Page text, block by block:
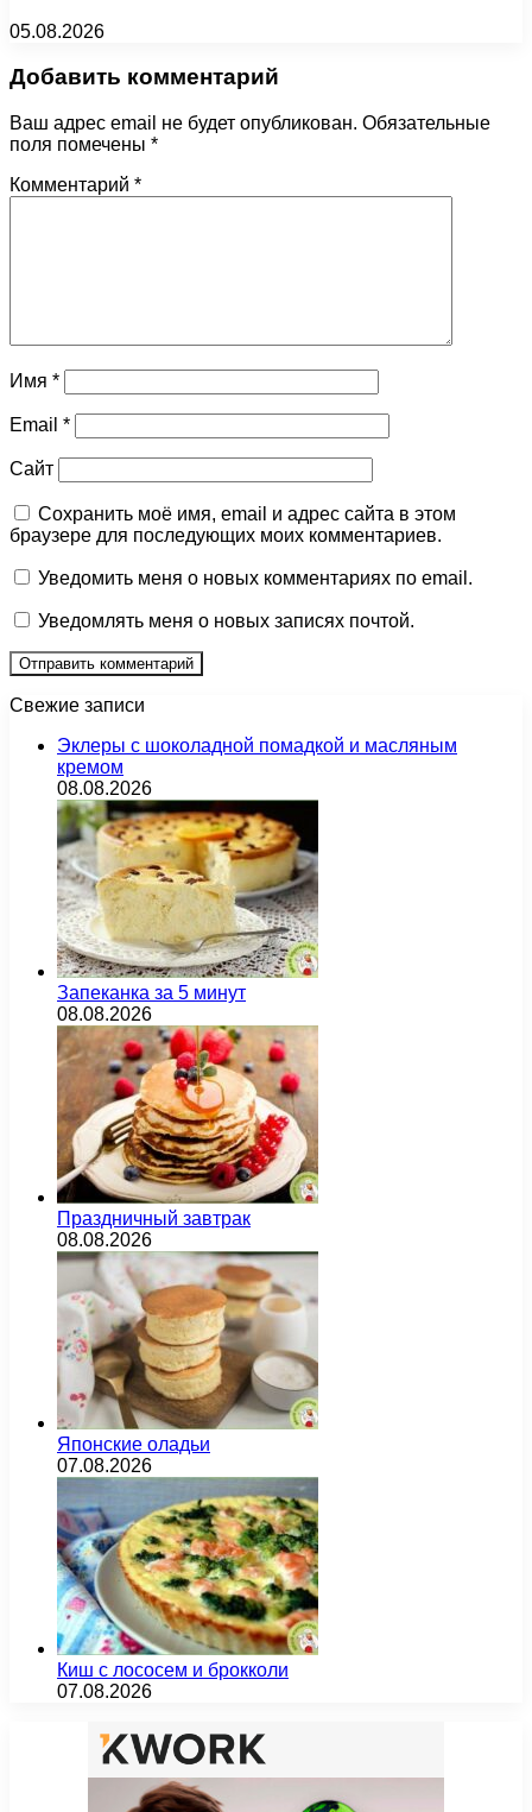
05.08.2026
Добавить комментарий
Ваш адрес email не будет опубликован. Обязательные
поля помечены *
Комментарий *
Имя *
Email *
Сайт
Сохранить моё имя, email и адрес сайта в этом
браузере для последующих моих комментариев.
Уведомить меня о новых комментариях по email.
Уведомлять меня о новых записях почтой.
Свежие записи
Эклеры с шоколадной помадкой и масляным
кремом
08.08.2026
Запеканка за 5 минут
08.08.2026
Праздничный завтрак
08.08.2026
Японские оладьи
07.08.2026
Киш с лососем и брокколи
07.08.2026